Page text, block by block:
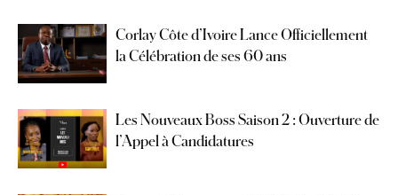
Corlay Côte d’Ivoire Lance Officiellement
la Célébration de ses 60 ans
Les Nouveaux Boss Saison 2 : Ouverture de
l’Appel à Candidatures